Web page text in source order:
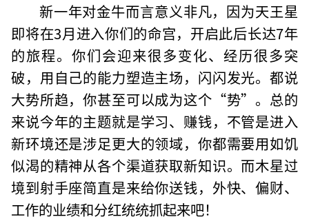
新一年对金牛而言意义非凡，因为天王星
即将在3月进入你们的命宫，开启此后长达7年
的旅程。你们会迎来很多变化、经历很多突
破，用自己的能力塑造主场，闪闪发光。都说
大势所趋，你甚至可以成为这个“势”。总的
来说今年的主题就是学习、赚钱，不管是进入
新环境还是涉足更大的领域，你都需要用如饥
似渴的精神从各个渠道获取新知识。而木星过
境到射手座简直是来给你送钱，外快、偏财、
工作的业绩和分红统统抓起来吧！